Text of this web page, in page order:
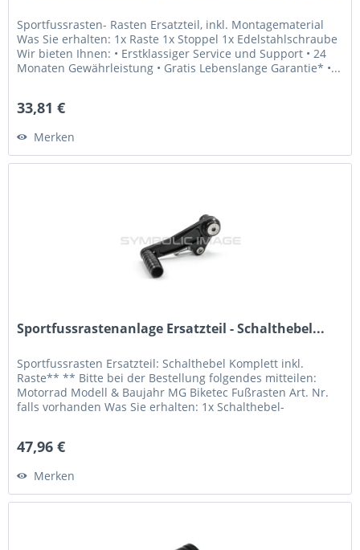
Sportfussrasten- Rasten Ersatzteil, inkl. Montagematerial
Was Sie erhalten: 1x Raste 1x Stoppel 1x Edelstahlschraube
Wir bieten Ihnen: • Erstklassiger Service und Support • 24
Monaten Gewährleistung • Gratis Lebenslange Garantie* •...
33,81 €
Merken
Sportfussrastenanlage Ersatzteil - Schalthebel...
Sportfussrasten Ersatzteil: Schalthebel Komplett inkl.
Raste** ** Bitte bei der Bestellung folgendes mitteilen:
Motorrad Modell & Baujahr MG Biketec Fußrasten Art. Nr.
falls vorhanden Was Sie erhalten: 1x Schalthebel-
47,96 €
Merken